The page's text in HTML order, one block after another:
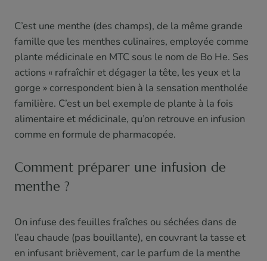
C’est une menthe (des champs), de la même grande
famille que les menthes culinaires, employée comme
plante médicinale en MTC sous le nom de Bo He. Ses
actions « rafraîchir et dégager la tête, les yeux et la
gorge » correspondent bien à la sensation mentholée
familière. C’est un bel exemple de plante à la fois
alimentaire et médicinale, qu’on retrouve en infusion
comme en formule de pharmacopée.
Comment préparer une infusion de
menthe ?
On infuse des feuilles fraîches ou séchées dans de
l’eau chaude (pas bouillante), en couvrant la tasse et
en infusant brièvement, car le parfum de la menthe